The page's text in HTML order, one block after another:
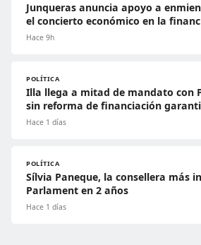
Junqueras anuncia apoyo a
el concierto económico en la
Hace 9h
POLÍTICA
Illa llega a mitad de mandato con
sin reforma de financiación
Hace 1 días
POLÍTICA
Sílvia Paneque, la consellera más
Parlament en 2 años
Hace 1 días